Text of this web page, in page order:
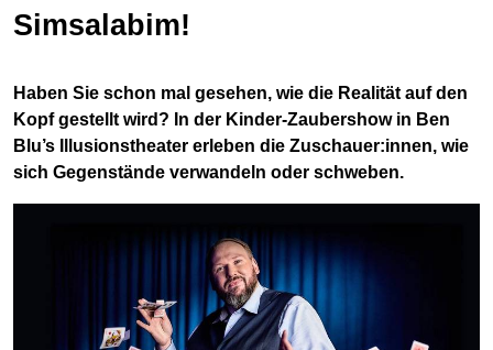
Simsalabim!
Haben Sie schon mal gesehen, wie die Realität auf den
Kopf gestellt wird? In der Kinder-Zaubershow in Ben
Blu’s Illusionstheater erleben die Zuschauer:innen, wie
sich Gegenstände verwandeln oder schweben.